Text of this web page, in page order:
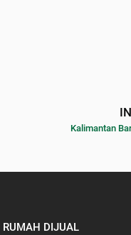
Kalimantan
RUMAH DIJUAL